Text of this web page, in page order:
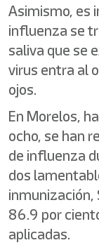
Asimismo, es
influenza se
saliva que se
virus entra al
ojos.
En Morelos,
ocho, se han
de influenza
dos
inmunización,
86.9 por
aplicadas.